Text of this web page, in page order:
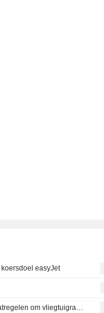
easyJet
Vliegtuigbouwers en onderhoudsbedrijven nemen maatregelen om vliegtuigrampen te sparen in krappe markt